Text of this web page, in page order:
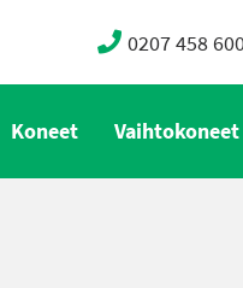
0207 458
Koneet Vaihtokoneet